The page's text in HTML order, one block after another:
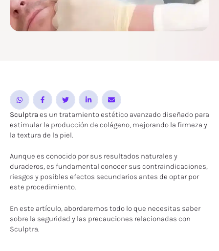
Sculptra es un tratamiento estético avanzado diseñado para
estimular la producción de colágeno, mejorando la firmeza y
la textura de la piel.
Aunque es conocido por sus resultados naturales y
duraderos, es fundamental conocer sus contraindicaciones,
riesgos y posibles efectos secundarios antes de optar por
este procedimiento.
En este artículo, abordaremos todo lo que necesitas saber
sobre la seguridad y las precauciones relacionadas con
Sculptra.